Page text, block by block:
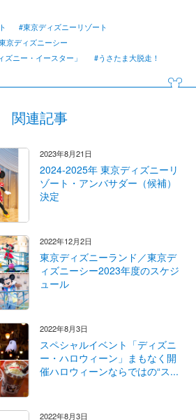
#東京ディズニーリゾート
京ディズニーシー
ニー・イースター」
#うさたま大脱走！
関連記事
2023年8月21日
2024-2025年 東京ディズニーリ
ゾート・アンバサダー（候補）
決定
2022年12月2日
東京ディズニーランド／東京デ
ィズニーシー2023年度のスケジ
ュール
2022年8月3日
スペシャルイベント「ディズニ
ー・ハロウィーン」まもなく開
催ハロウィーンならではの“ス...
2022年8月3日